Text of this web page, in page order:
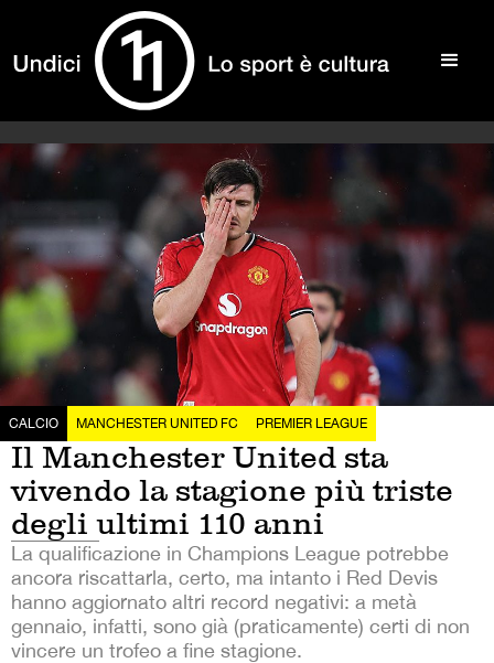
CALCIO MANCHESTER UNITED FC PREMIER LEAGUE
Il Manchester United sta
vivendo la stagione più triste
degli ultimi 110 anni
La qualificazione in Champions League potrebbe
ancora riscattarla, certo, ma intanto i Red Devis
hanno aggiornato altri record negativi: a metà
gennaio, infatti, sono già (praticamente) certi di non
vincere un trofeo a fine stagione.